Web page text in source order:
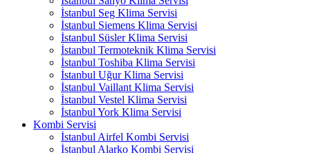
İstanbul Seg Klima Servisi
İstanbul Siemens Klima Servisi
İstanbul Süsler Klima Servisi
İstanbul Termoteknik Klima Servisi
İstanbul Toshiba Klima Servisi
İstanbul Uğur Klima Servisi
İstanbul Vaillant Klima Servisi
İstanbul Vestel Klima Servisi
İstanbul York Klima Servisi
Kombi Servisi
İstanbul Airfel Kombi Servisi
İstanbul Alarko Kombi Servisi